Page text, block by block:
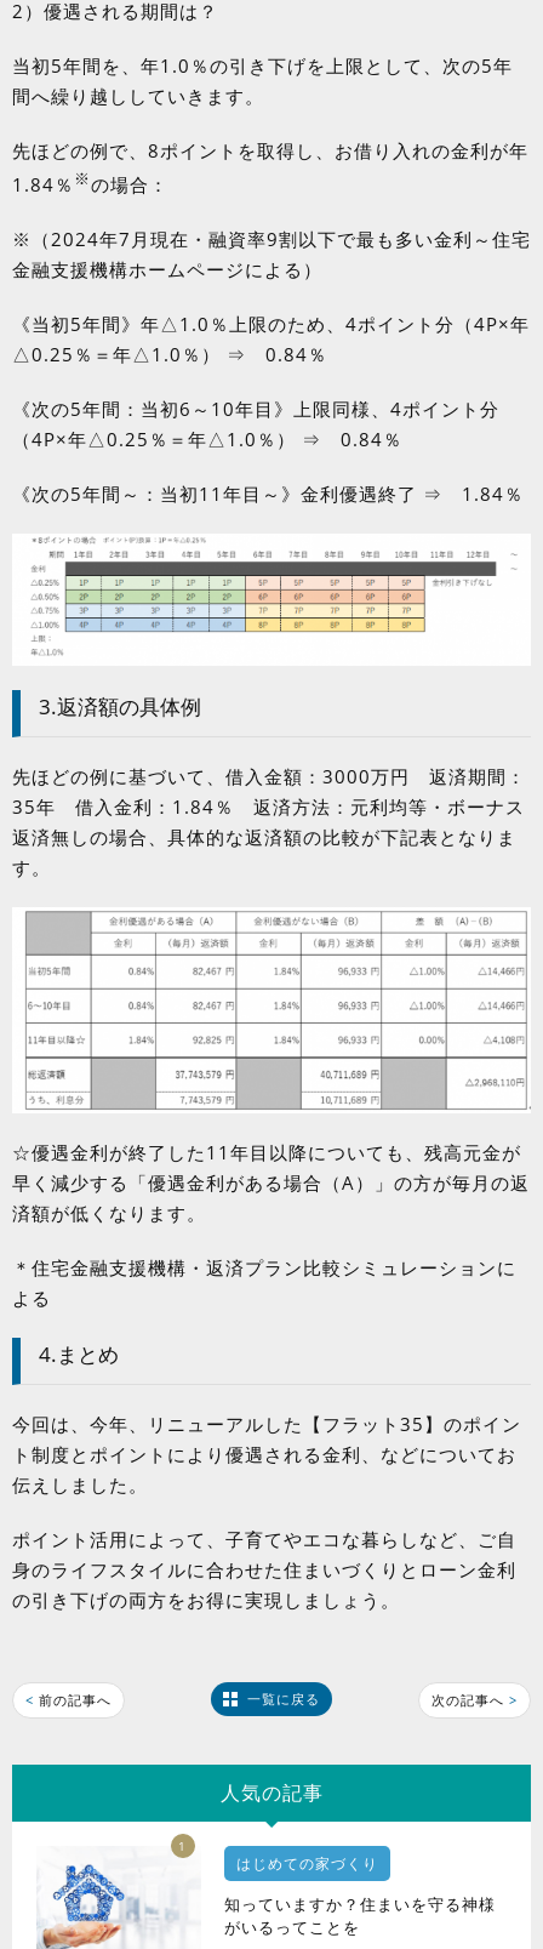
2）優遇される期間は？
当初5年間を、年1.0 ％の引き下げを上限として、次の5年
間へ繰り越ししていきます。
先ほどの例で、 8ポイントを取得し、お借り入れの金利が年
1.84 ％ ※の場合：
※（2024年7 月現在・融資率9割以下で最も多い金利～住宅
金融支援機構ホームページによる）
《当初5年間》年△ 1.0 ％上限のため、 4ポイント分（4P×年
△0.25 ％＝年△ 1.0 ％） ⇒ 0.84 ％
《次の5年間：当初6 ～ 10年目》上限同様、 4ポイント分
（4P×年△0.25 ％＝年△ 1.0 ％） ⇒ 0.84 ％
《次の5年間～：当初11 年目～》金利優遇終了 ⇒ 1.84 ％
3.返済額の具体例
先ほどの例に基づいて、借入金額： 3000万円 返済期間：
35年 借入金利： 1.84 ％ 返済方法：元利均等・ボーナス
返済無しの場合、具体的な返済額の比較が下記表となりま
す。
☆優遇金利が終了した 11 年目以降についても、残高元金が
早く減少する「優遇金利がある場合（A）」の方が毎月の返
済額が低くなります。
＊住宅金融支援機構・返済プラン比較シミュレーションに
よる
4.まとめ
今回は、今年、リニューアルした【フラット 35 】のポイン
ト制度とポイントにより優遇される金利、などについてお
伝えしました。
ポイント活用によって、子育てやエコな暮らしなど、ご自
身のライフスタイルに合わせた住まいづくりとローン金利
の引き下げの両方をお得に実現しましょう。
< 前の記事へ 一覧に戻る 次の記事へ >
人気の記事
1
はじめての家づくり
知っていますか？住まいを守る神様
がいるってことを